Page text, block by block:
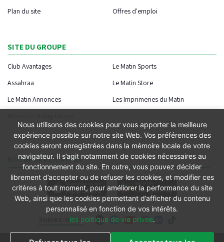
Suivez-nous
Plan du site
Offres d'emploi
SITE DU GROUPE
Club Avantages
Le Matin Sports
Assahraa
Le Matin Store
Le Matin Annonces
Les Imprimeries du Matin
NOTRE APPLICATION
Nous utilisons des cookies pour vous apporter la meilleure
expérience possible sur notre site Web. Vos préférences des
cookies seront enregistrées dans la mémoire locale de votre
navigateur. Il s’agit notamment de cookies nécessaires au
fonctionnement du site. En outre, vous pouvez décider
librement d’accepter ou de refuser les cookies, et modifier ces
critères à tout moment, pour améliorer la performance du site
Web, ainsi que les cookies permettant d’afficher du contenu
personnalisé en fonction de vos intérêts.
les politique de vie privee.